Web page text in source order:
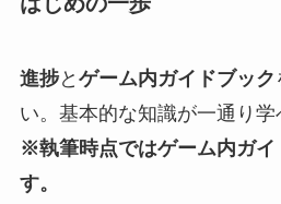
進捗と ゲーム内ガイドブック
い。基本的な知識が一通り学
※執筆時点ではゲーム内ガイ
す。